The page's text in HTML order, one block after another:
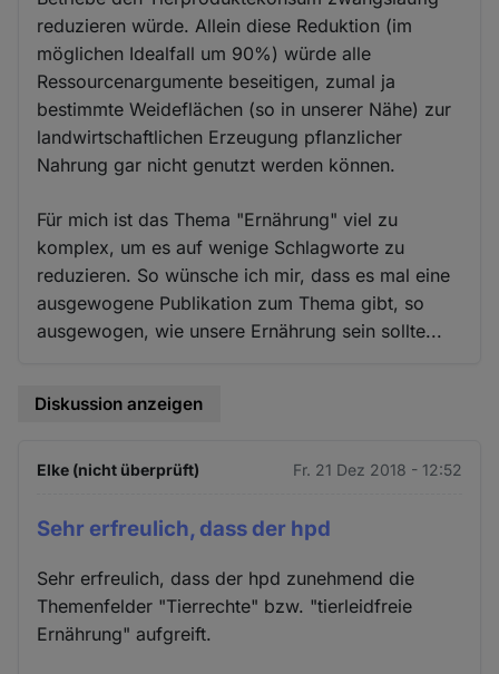
reduzieren würde. Allein diese Reduktion (im
möglichen Idealfall um 90%) würde alle
Ressourcenargumente beseitigen, zumal ja
bestimmte Weideflächen (so in unserer Nähe) zur
landwirtschaftlichen Erzeugung pflanzlicher
Nahrung gar nicht genutzt werden können.
Für mich ist das Thema "Ernährung" viel zu
komplex, um es auf wenige Schlagworte zu
reduzieren. So wünsche ich mir, dass es mal eine
ausgewogene Publikation zum Thema gibt, so
ausgewogen, wie unsere Ernährung sein sollte...
Diskussion anzeigen
Elke (nicht überprüft) Fr. 21 Dez 2018 - 12:52
Sehr erfreulich, dass der hpd
Sehr erfreulich, dass der hpd zunehmend die
Themenfelder "Tierrechte" bzw. "tierleidfreie
Ernährung" aufgreift.